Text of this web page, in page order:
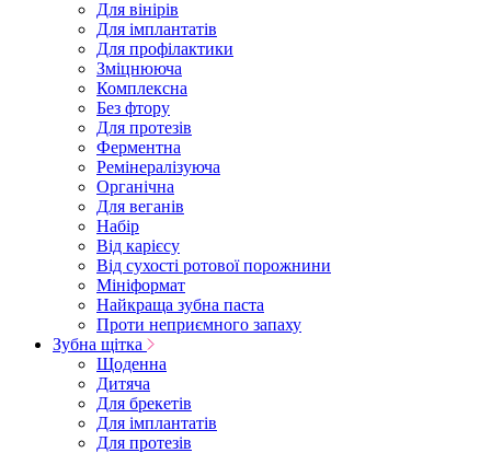
Для вінірів
Для імплантатів
Для профілактики
Зміцнююча
Комплексна
Без фтору
Для протезів
Ферментна
Ремінералізуюча
Органічна
Для веганів
Набір
Від карієсу
Від сухості ротової порожнини
Мініформат
Найкраща зубна паста
Проти неприємного запаху
Зубна щітка
Щоденна
Дитяча
Для брекетів
Для імплантатів
Для протезів